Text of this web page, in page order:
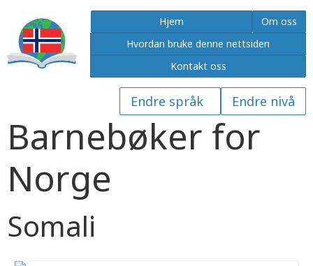
Hjem
Om oss
Hvordan bruke denne nettsiden
Kontakt oss
Barnebøker for
Norge
Somali